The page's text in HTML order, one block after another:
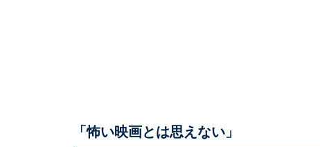
「怖い映画とは思えない」